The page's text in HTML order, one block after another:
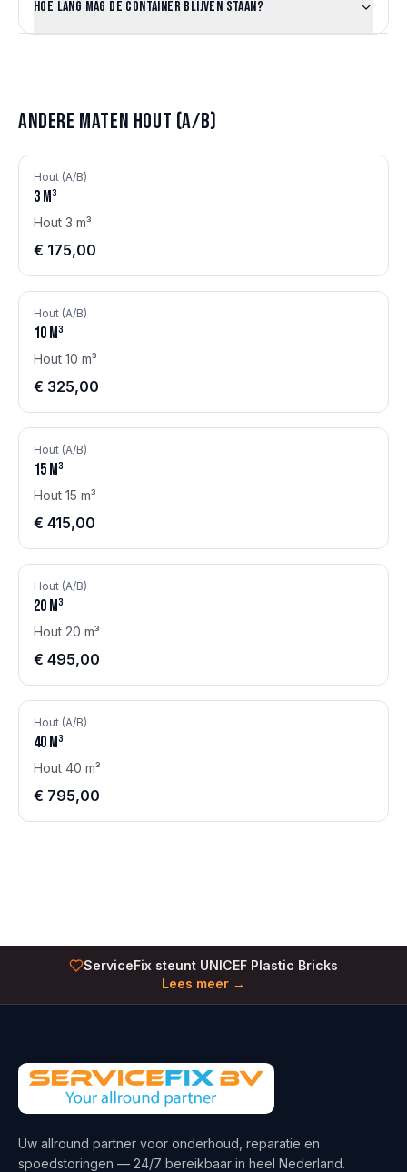
Hoe lang mag de container blijven staan?
Andere maten Hout (A/B)
Hout (A/B)
3 m³
Hout 3 m³
€ 175,00
Hout (A/B)
10 m³
Hout 10 m³
€ 325,00
Hout (A/B)
15 m³
Hout 15 m³
€ 415,00
Hout (A/B)
20 m³
Hout 20 m³
€ 495,00
Hout (A/B)
40 m³
Hout 40 m³
€ 795,00
ServiceFix steunt UNICEF Plastic Bricks
Lees meer →
Uw allround partner voor onderhoud, reparatie en
spoedstoringen — 24/7 bereikbaar in heel Nederland.